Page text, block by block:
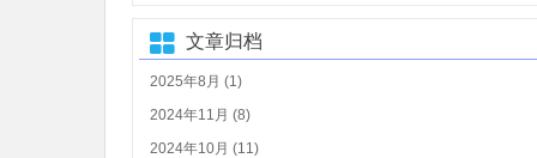
文章归档
2025年8月 (1)
2024年11月 (8)
2024年10月 (11)